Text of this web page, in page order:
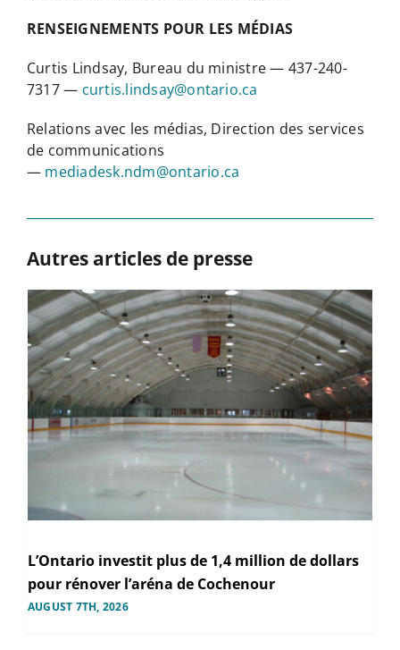
RENSEIGNEMENTS POUR LES MÉDIAS
Curtis Lindsay, Bureau du ministre — 437-240-
7317 — curtis.lindsay@ontario.ca
Relations avec les médias, Direction des services
de communications
— mediadesk.ndm@ontario.ca
Autres articles de presse
L’Ontario investit plus de 1,4 million de dollars
pour rénover l’aréna de Cochenour
AUGUST 7TH, 2026